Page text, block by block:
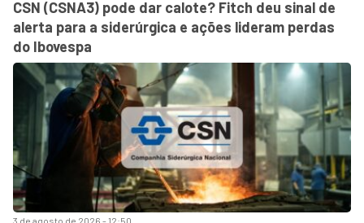
3 de agosto de 2026 - 12:50
CSN (CSNA3) pode dar calote? Fitch deu sinal de
alerta para a siderúrgica e ações lideram perdas
do Ibovespa